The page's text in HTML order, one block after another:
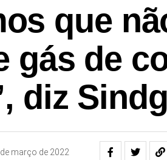
que
gás de
diz
março de 2022